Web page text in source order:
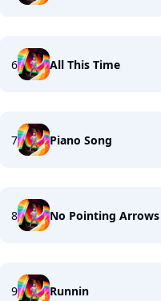
6 All This Time
7 Piano Song
8 No Pointing Arrows
9 Runnin